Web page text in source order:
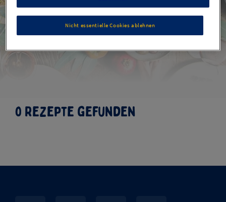
Herbstrezepte
0 Rezepte gefunden
Nicht essentielle Cookies ablehnen